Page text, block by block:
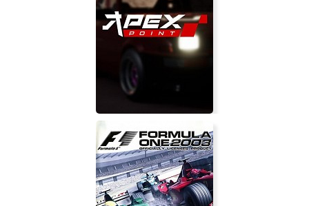
Windstorm: Start of a Great
Friendship